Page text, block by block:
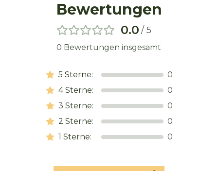
Bewertungen
0.0 / 5
0 Bewertungen insgesamt
5 Sterne:
0
4Sterne:
0
3 Sterne:
0
2 Sterne:
0
1 Sterne: 0